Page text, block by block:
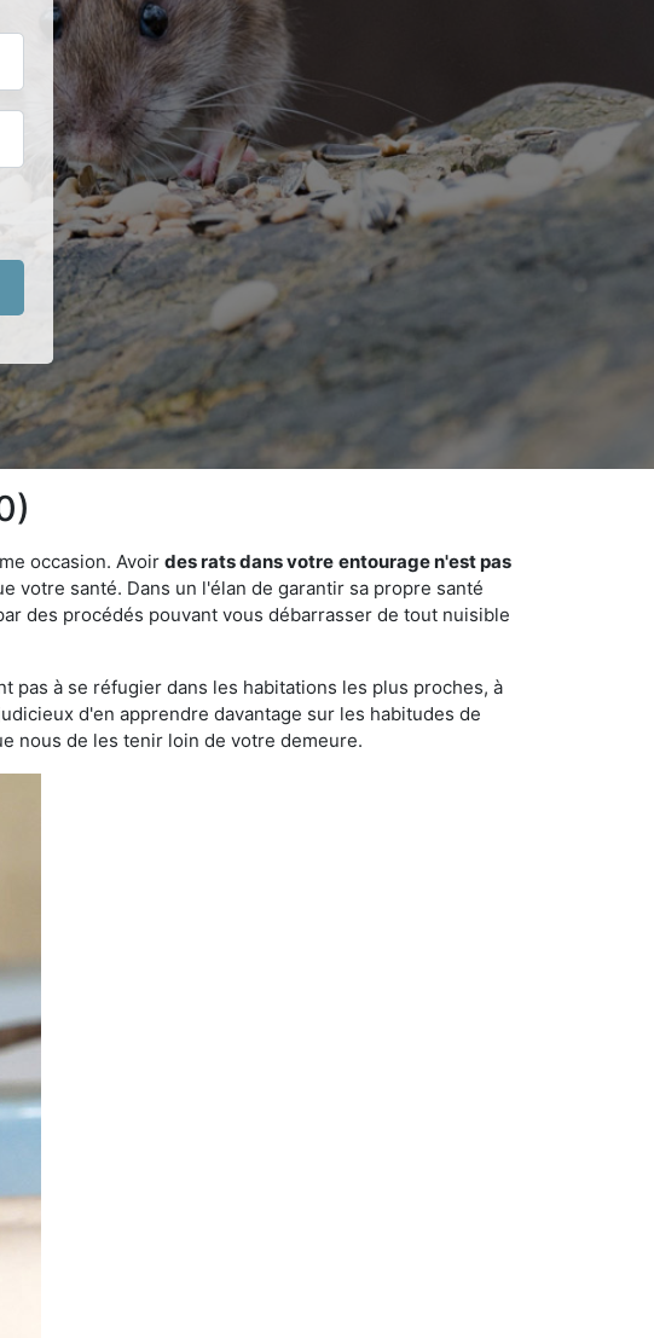
occasion. Avoir des rats dans votre entourage n'est pas
votre santé. Dans un l'élan de garantir sa propre santé
des procédés pouvant vous débarrasser de tout nuisible
à se réfugier dans les habitations les plus proches, à
d'en apprendre davantage sur les habitudes de
nous de les tenir loin de votre demeure.